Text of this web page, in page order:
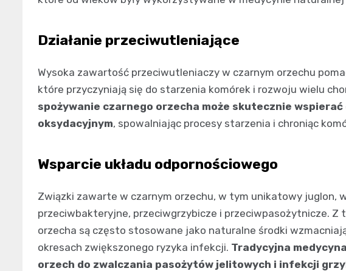
Działanie przeciwutleniające
Wysoka zawartość przeciwutleniaczy w czarnym orzechu
które przyczyniają się do starzenia komórek i rozwoju wielu
spożywanie czarnego orzecha może skutecznie
oksydacyjnym, spowalniając procesy starzenia i chroniąc
Wsparcie układu odpornościowego
Związki zawarte w czarnym orzechu, w tym unikatowy juglon,
przeciwbakteryjne, przeciwgrzybicze i przeciwpasożytnicze. Z
orzecha są często stosowane jako naturalne środki
okresach zwiększonego ryzyka infekcji. Tradycyjna
orzech do zwalczania pasożytów jelitowych i infekcji